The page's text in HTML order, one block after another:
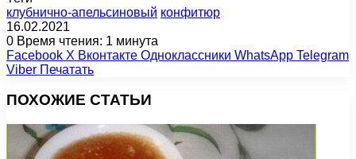
клубнично-апельсиновый конфитюр
16.02.2021
0 Время чтения: 1 минута
Facebook X Вконтакте Одноклассники WhatsApp Telegram
Viber Печатать
ПОХОЖИЕ СТАТЬИ